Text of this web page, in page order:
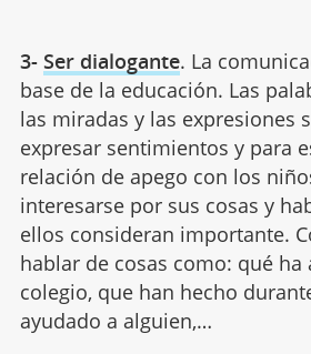
3- Ser dialogante. La
base de la educación. Las
las miradas y las expresiones
expresar sentimientos y para
relación de apego con los
interesarse por sus cosas y
ellos consideran importante.
hablar de cosas como: qué ha
colegio, que han hecho
ayudado a alguien,…